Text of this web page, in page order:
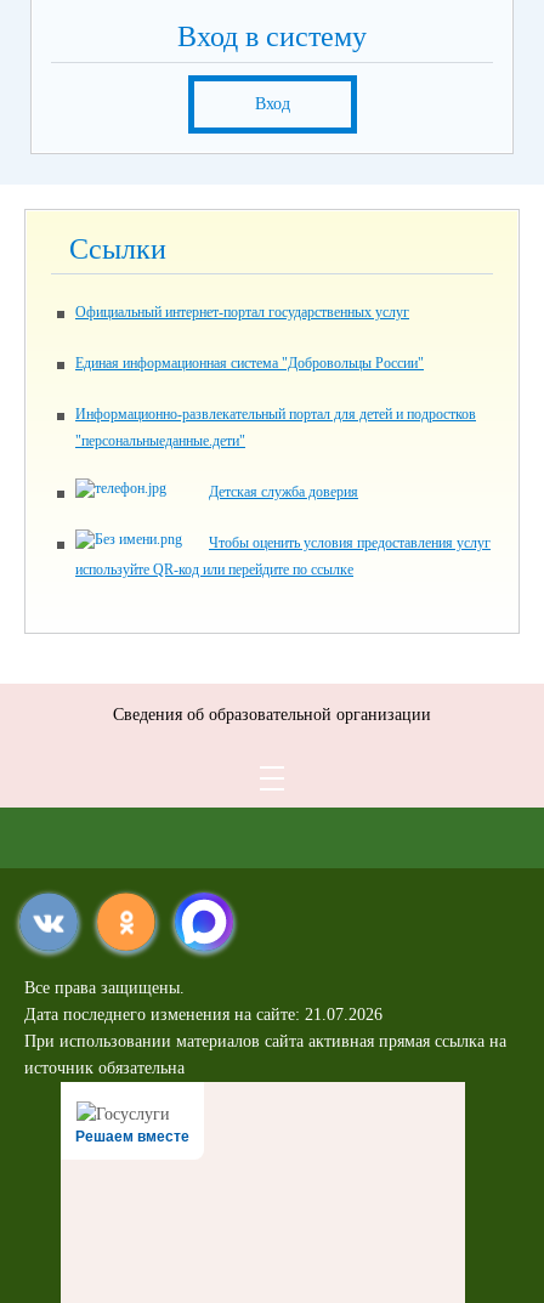
Вход в систему
Вход
Ссылки
Официальный интернет-портал государственных услуг
Единая информационная система "Добровольцы России"
Информационно-развлекательный портал для детей и подростков
"персональныеданные.дети"
Детская служба доверия
Чтобы оценить условия предоставления услуг
используйте QR-код или перейдите по ссылке
Сведения об образовательной организации
Все права защищены.
Дата последнего изменения на сайте: 21.07.2026
При использовании материалов сайта активная прямая ссылка на
источник обязательна
Решаем вместе